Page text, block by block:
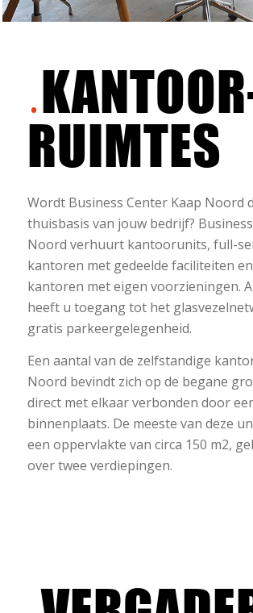
RUIMTES
Wordt Business Center Kaap Noord
thuisbasis van jouw bedrijf?
Noord verhuurt kantoorunits, full-
kantoren met gedeelde faciliteiten
kantoren met eigen voorzieningen.
heeft u toegang tot het
gratis parkeergelegenheid.
Een aantal van de zelfstandige
Noord bevindt zich op de begane
direct met elkaar verbonden door
binnenplaats. De meeste van deze
een oppervlakte van circa 150 m2,
over twee verdiepingen.